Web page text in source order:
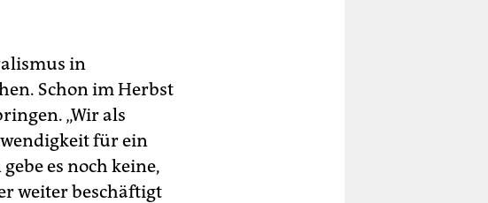
in
Schon im Herbst
„Wir als
für ein
es noch keine,
weiter beschäftigt